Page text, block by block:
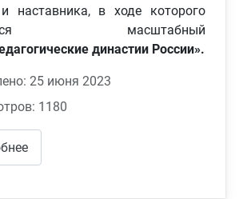
и наставника, в ходе которого
масштабный
династии России».
25 июня 2023
1180